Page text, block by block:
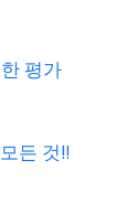
평가
든 것!!